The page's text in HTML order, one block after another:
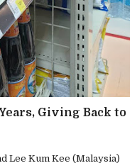
Giving Back to
Lee Kum Kee (Malaysia)